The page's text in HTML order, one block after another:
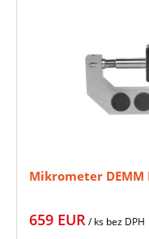
Mikrometer DEMM
659 EUR / ks bez DPH